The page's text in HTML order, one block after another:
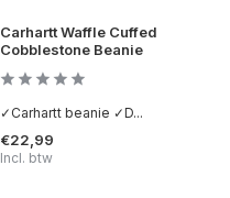
Carhartt Waffle Cuffed
Cobblestone Beanie
✓Carhartt beanie ✓D...
€22,99
Incl. btw